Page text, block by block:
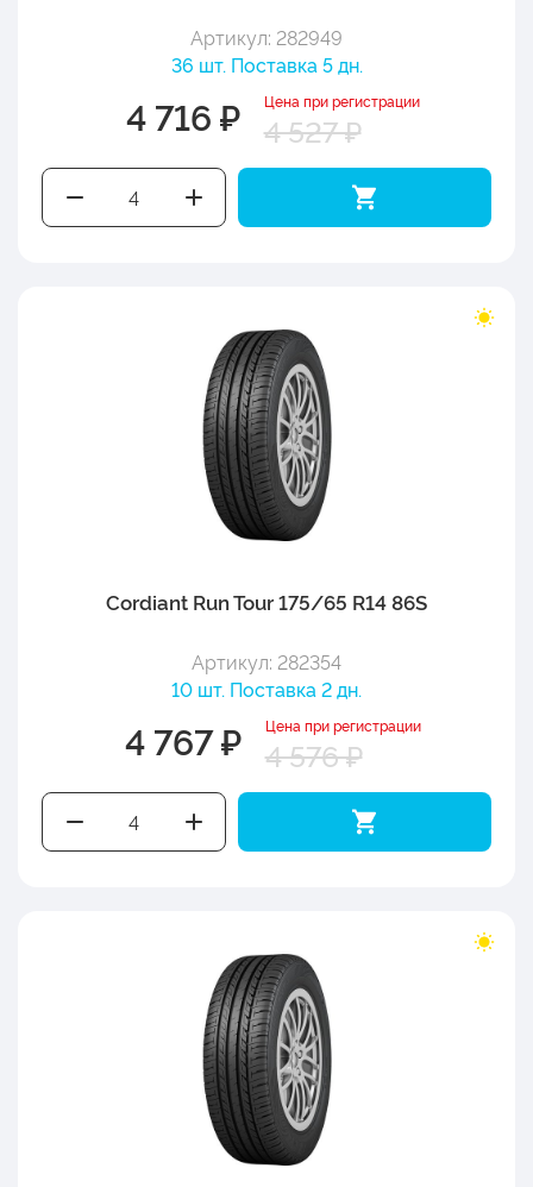
Артикул: 282949
36 шт. Поставка 5 дн.
4 716 ₽ Цена при регистрации
4 527 ₽
Cordiant Run Tour 175/65 R14 86S
Артикул: 282354
10 шт. Поставка 2 дн.
4 767 ₽ Цена при регистрации
4 576 ₽